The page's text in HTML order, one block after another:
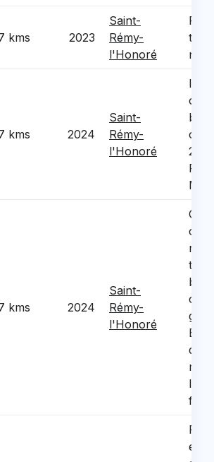
kms 2023
Saint-
Rémy-
l'Honoré
kms 2024
Saint-
Rémy-
l'Honoré
23
kms 2024
Saint-
Rémy-
l'Honoré
des